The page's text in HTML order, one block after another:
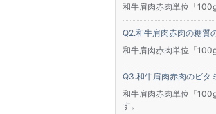
和牛肩肉赤肉単位「
和牛肩肉赤肉の糖質
和牛肩肉赤肉単位「
和牛肩肉赤肉のビタ
和牛肩肉赤肉単位「
す。